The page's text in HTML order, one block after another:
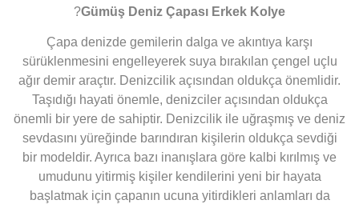
?Gümüş Deniz Çapası Erkek Kolye
Çapa denizde gemilerin dalga ve akıntıya karşı
sürüklenmesini engelleyerek suya bırakılan çengel uçlu
ağır demir araçtır. Denizcilik açısından oldukça önemlidir.
Taşıdığı hayati önemle, denizciler açısından oldukça
önemli bir yere de sahiptir. Denizcilik ile uğraşmış ve deniz
sevdasını yüreğinde barındıran kişilerin oldukça sevdiği
bir modeldir. Ayrıca bazı inanışlara göre kalbi kırılmış ve
umudunu yitirmiş kişiler kendilerini yeni bir hayata
başlatmak için çapanın ucuna yitirdikleri anlamları da